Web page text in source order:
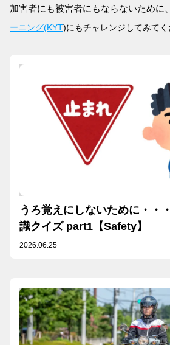
加害者にも被害者にもならないために、
ーニング(KYT)にもチャレンジしてみてく
うろ覚えにしないために・・
識クイズ part1【Safety】
2026.06.25